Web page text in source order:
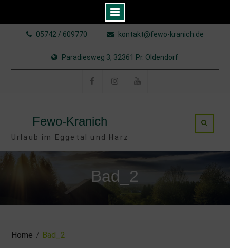
05742 / 609770 kontakt@fewo-kranich.de
Paradiesweg 3, 32361 Pr. Oldendorf
Fewo-Kranich
Urlaub im Eggetal und Harz
Bad_2
Home Bad_2